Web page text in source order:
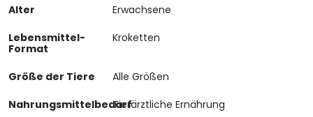
Alter
Erwachsene
Lebensmittel-
Format
Kroketten
Größe der Tiere
Alle Größen
NahrungsmittelbedarfTierärztliche Ernährung